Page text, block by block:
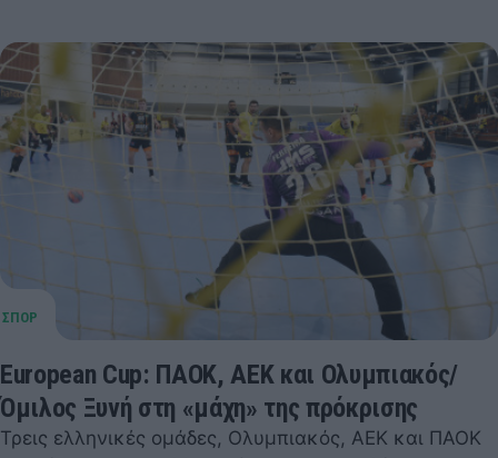
European Cup: ΠΑΟΚ, ΑΕΚ και Ολυμπιακός/
Όμιλος Ξυνή στη «μάχη» της πρόκρισης
Τρεις ελληνικές ομάδες, Ολυμπιακός, ΑΕΚ και ΠΑΟΚ